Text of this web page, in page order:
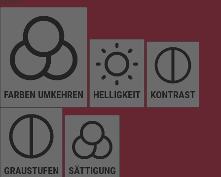
FARBEN UMKEHREN HELLIGKEIT KONTRAST
GRAUSTUFEN SÄTTIGUNG